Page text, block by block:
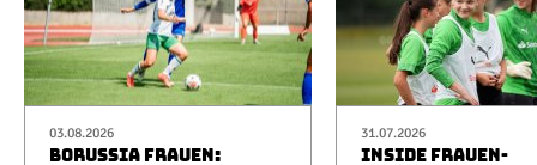
03.08.2026
BORUSSIA FRAUEN:
31.07.2026
INSIDE FRAUEN-